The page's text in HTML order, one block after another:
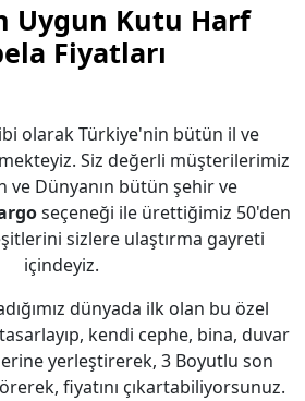
Uygun Kutu Harf
Fiyatları
olarak Türkiye'nin bütün il ve
Siz değerli müşterilerimiz
ve Dünyanın bütün şehir ve
seçeneği ile ürettiğimiz 50'den
sizlere ulaştırma gayreti
içindeyiz.
dünyada ilk olan bu özel
kendi cephe, bina, duvar
yerleştirerek, 3 Boyutlu son
fiyatını çıkartabiliyorsunuz.